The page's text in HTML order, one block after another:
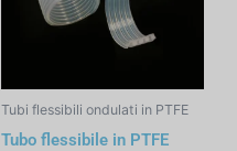
Tubi flessibili ondulati in PTFE
Tubo flessibile in PTFE